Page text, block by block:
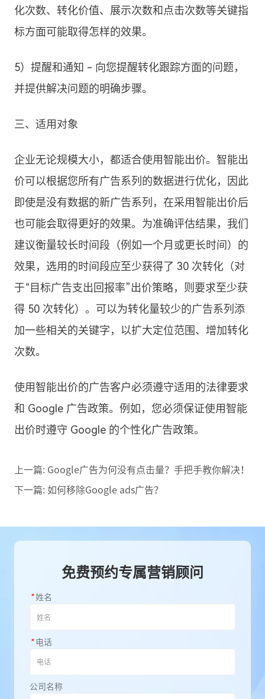
化次数、转化价值、展示次数和点击次数等关键指
标方面可能取得怎样的效果。
5）提醒和通知 - 向您提醒转化跟踪方面的问题，
并提供解决问题的明确步骤。
三、适用对象
企业无论规模大小，都适合使用智能出价。智能出
价可以根据您所有广告系列的数据进行优化，因此
即使是没有数据的新广告系列，在采用智能出价后
也可能会取得更好的效果。为准确评估结果，我们
建议衡量较长时间段（例如一个月或更长时间）的
效果，选用的时间段应至少获得了 30 次转化（对
于“目标广告支出回报率”出价策略，则要求至少获
得 50 次转化）。可以为转化量较少的广告系列添
加一些相关的关键字，以扩大定位范围、增加转化
次数。
使用智能出价的广告客户必须遵守适用的法律要求
和 Google 广告政策。例如，您必须保证使用智能
出价时遵守 Google 的个性化广告政策。
上一篇: Google广告为何没有点击量？手把手教你解决！
下一篇:如何移除Google ads广告？
免费预约专属营销顾问
*姓名
*电话
公司名称